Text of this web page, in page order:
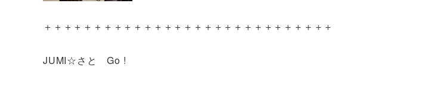
＋＋＋＋＋＋＋＋＋＋＋＋＋＋＋＋＋＋＋＋＋＋＋＋＋＋＋＋＋
JUMI☆さと Go !